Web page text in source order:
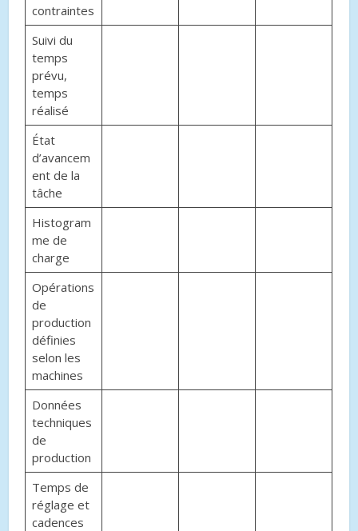
contraintes
Suivi du
temps
prévu,
temps
réalisé
État
d’avancem
ent de la
tâche
Histogram
me de
charge
Opérations
de
production
définies
selon les
machines
Données
techniques
de
production
Temps de
réglage et
cadences